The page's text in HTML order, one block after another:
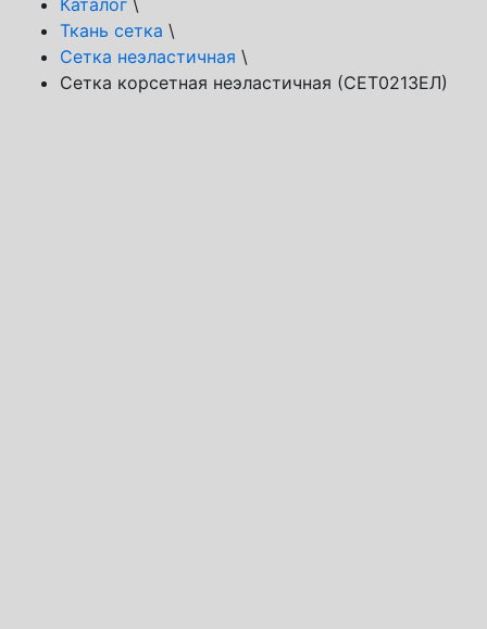
Ткань сетка \
Сетка неэластичная \
Сетка корсетная неэластичная (СЕТ021ЗЕЛ)